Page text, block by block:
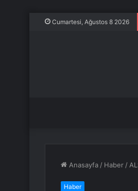
Cumartesi, Ağustos 8 2026
Anasayfa / Haber /
Haber